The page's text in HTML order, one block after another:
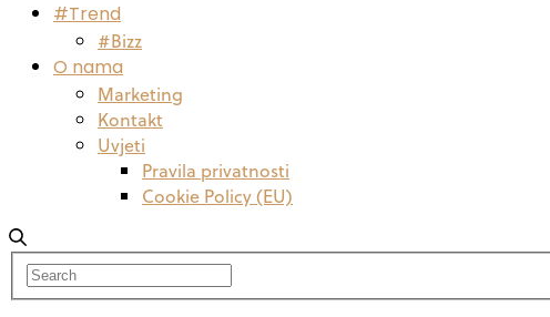
#Trend
#Bizz
O nama
Marketing
Kontakt
Uvjeti
Pravila privatnosti
Cookie Policy (EU)